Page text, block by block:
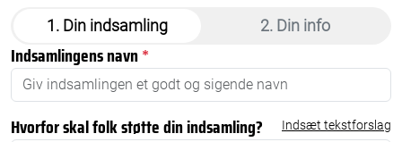
1. Din indsamling 2. Din info
Indsamlingens navn*
Indsæt tekstforslag
Hvorfor skal folk støtte din indsamling?